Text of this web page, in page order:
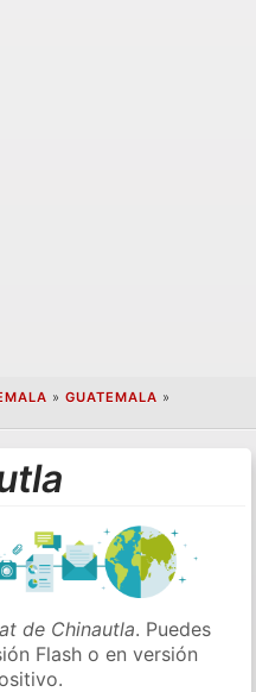
» GUATEMALA »
de Chinautla. Puedes
Flash o en versión